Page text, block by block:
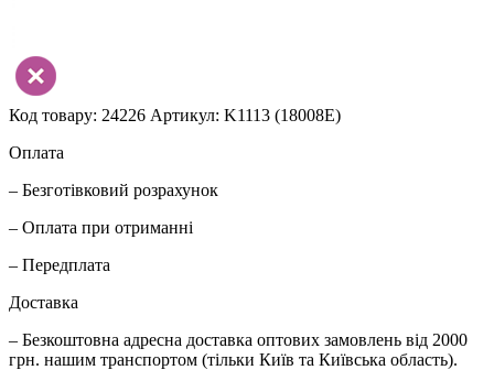
Код товару: 24226 Артикул: K1113 (18008E)
Оплата
– Безготівковий розрахунок
– Оплата при отриманні
– Передплата
Доставка
– Безкоштовна адресна доставка оптових замовлень від 2000
грн. нашим транспортом (тільки Київ та Київська область).